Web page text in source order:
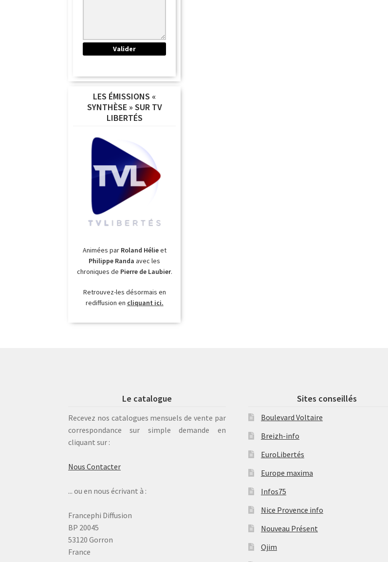
LES ÉMISSIONS «
SYNTHÈSE » SUR TV
LIBERTÉS
Animées par Roland Hélieet
Philippe Randa avec les
chroniques de Pierre de Laubier.
Retrouvez-les désormais en
rediffusion en cliquant ici.
Le catalogue
Recevez nos catalogues mensuels de vente par
correspondance sur simple demande en
cliquant sur :
Nous Contacter
... ou en nous écrivant à :
Francephi Diffusion
BP 20045
53120 Gorron
France
Sites conseillés
Boulevard Voltaire
Breizh-info
EuroLibertés
Europe maxima
Infos75
Nice Provence info
Nouveau Présent
Ojim